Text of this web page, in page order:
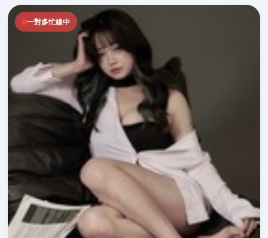
一對多忙線中